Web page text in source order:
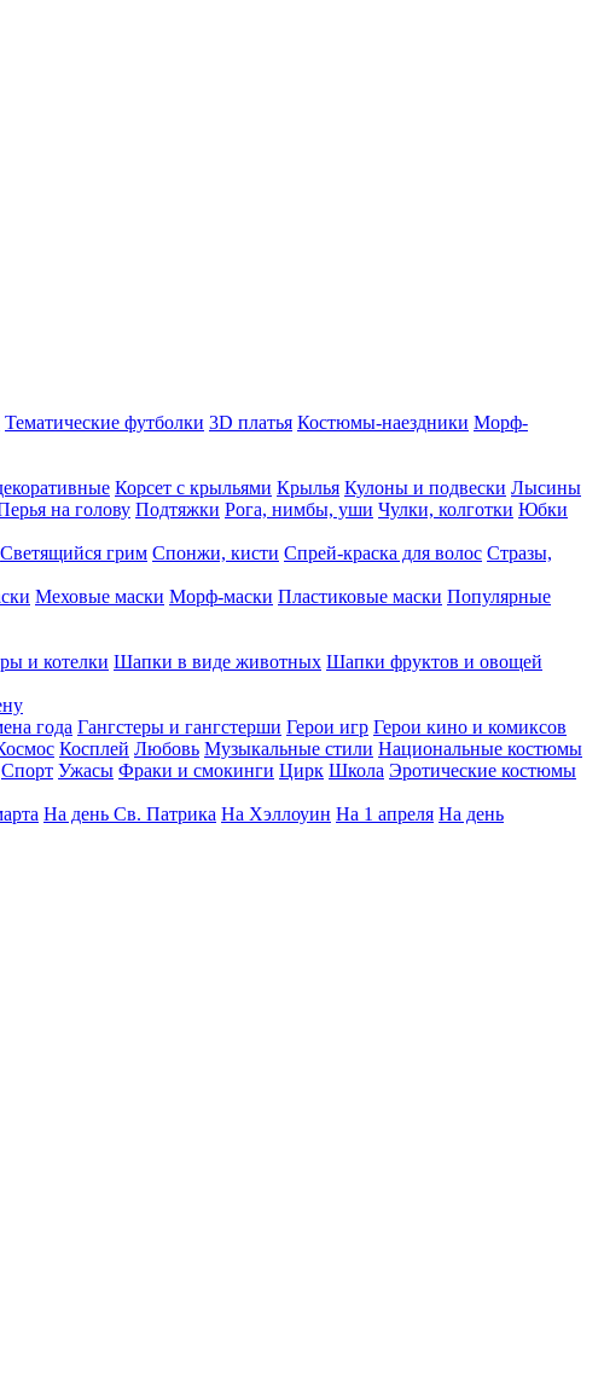
Тематические футболки 3D платья Костюмы-наездники Морф-
Корсет с крыльями Крылья Кулоны и подвески Лысины
на голову Подтяжки Рога, нимбы, уши Чулки, колготки Юбки
Светящийся грим Спонжи, кисти Спрей-краска для волос Стразы,
Меховые маски Морф-маски Пластиковые маски Популярные
и котелки Шапки в виде животных Шапки фруктов и овощей
года Гангстеры и гангстерши Герои игр Герои кино и комиксов
Косплей Любовь Музыкальные стили Национальные костюмы
Спорт Ужасы Фраки и смокинги Цирк Школа Эротические костюмы
На день Св. Патрика На Хэллоуин На 1 апреля На день